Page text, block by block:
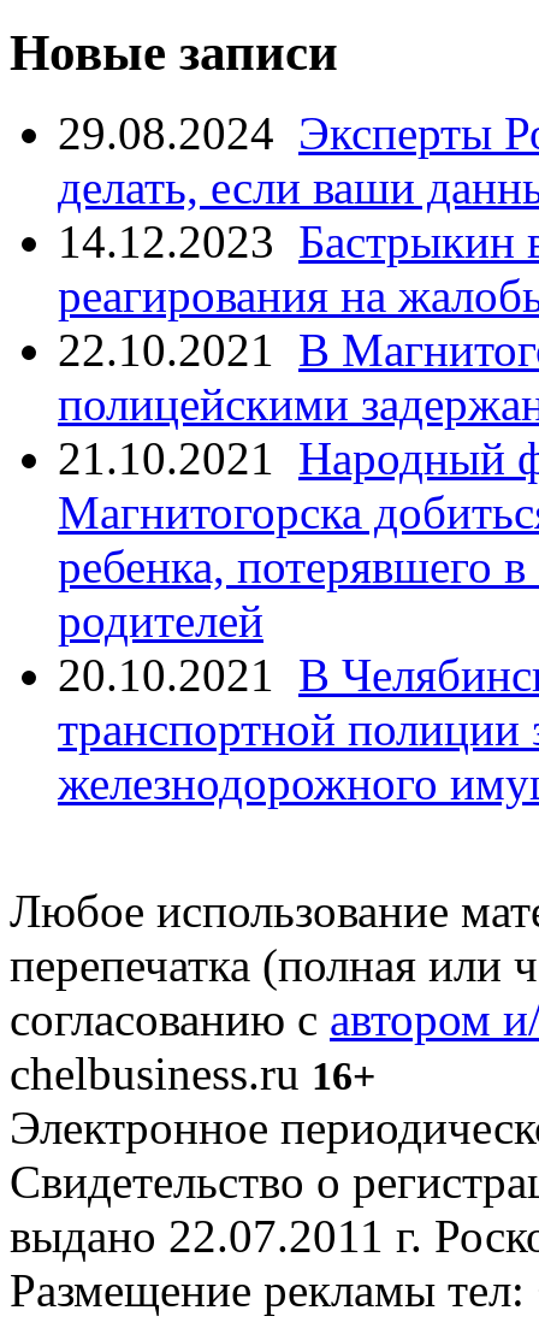
Новые записи
29.08.2024 Эксперты
делать, если ваши
14.12.2023 Бастрыкин
реагирования на
22.10.2021 В
полицейскими
21.10.2021 Народный
Магнитогорска
ребенка, потерявшего
родителей
20.10.2021 В
транспортной
железнодорожного
Любое использование
перепечатка (полная или
согласованию с автором
chelbusiness.ru 16+
Электронное
Свидетельство о
выдано 22.07.2011 г.
Размещение рекламы